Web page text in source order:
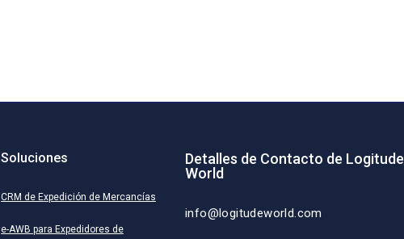
Soluciones
CRM de Expedición de Mercancías
e-AWB para Expedidores de
Detalles de Contacto de Logitude
World
info@logitudeworld.com